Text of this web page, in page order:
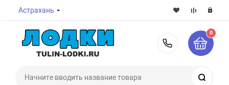
Астрахань
8-800-
0